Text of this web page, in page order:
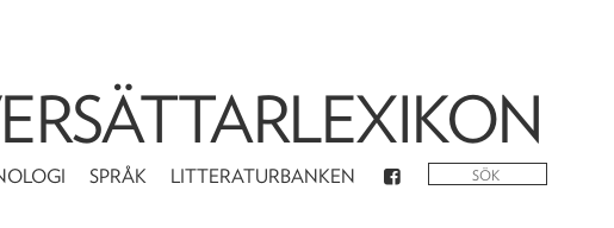
SPRÅK LITTERATURBANKEN